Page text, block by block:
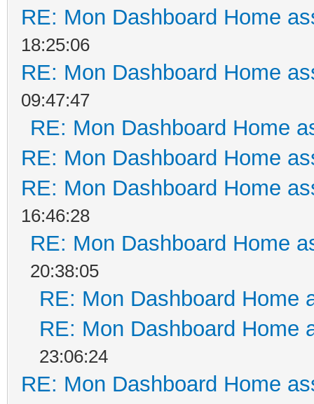
RE: Mon Dashboard Home
18:25:06
RE: Mon Dashboard Home
09:47:47
RE: Mon Dashboard Home
RE: Mon Dashboard Home
RE: Mon Dashboard Home
16:46:28
RE: Mon Dashboard Home
20:38:05
RE: Mon Dashboard Home
RE: Mon Dashboard Home
23:06:24
RE: Mon Dashboard Home